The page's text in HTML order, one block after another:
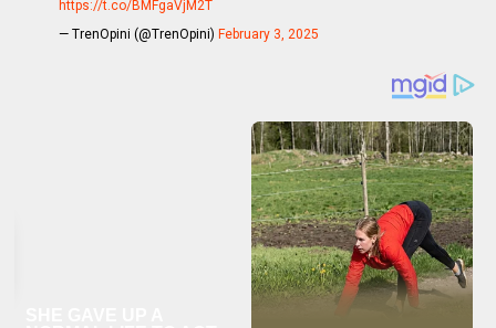
https://t.co/BMFgaVjM2T
— TrenOpini (@TrenOpini) February 3, 2025